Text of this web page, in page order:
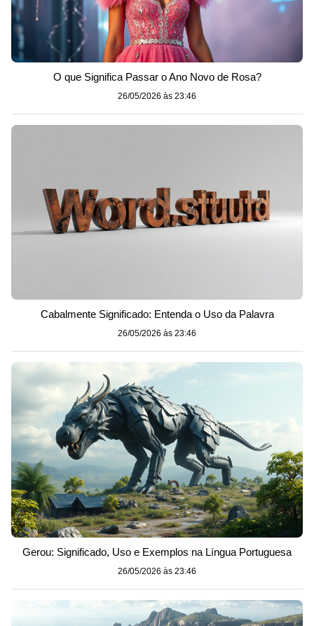
O que Significa Passar o Ano Novo de Rosa?
26/05/2026 às 23:46
Cabalmente Significado: Entenda o Uso da Palavra
26/05/2026 às 23:46
Gerou: Significado, Uso e Exemplos na Língua Portuguesa
26/05/2026 às 23:46